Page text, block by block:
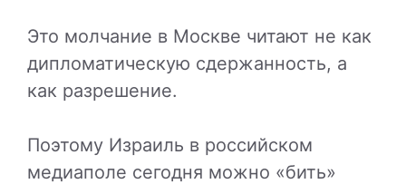
Это молчание в Москве читают не как
дипломатическую сдержанность, а
как разрешение.
Поэтому Израиль в российском
медиаполе сегодня можно «бить»